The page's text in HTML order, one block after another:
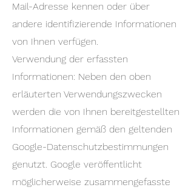
Mail-Adresse kennen oder über
andere identifizierende Informationen
von Ihnen verfügen.
Verwendung der erfassten
Informationen: Neben den oben
erläuterten Verwendungszwecken
werden die von Ihnen bereitgestellten
Informationen gemäß den geltenden
Google-Datenschutzbestimmungen
genutzt. Google veröffentlicht
möglicherweise zusammengefasste